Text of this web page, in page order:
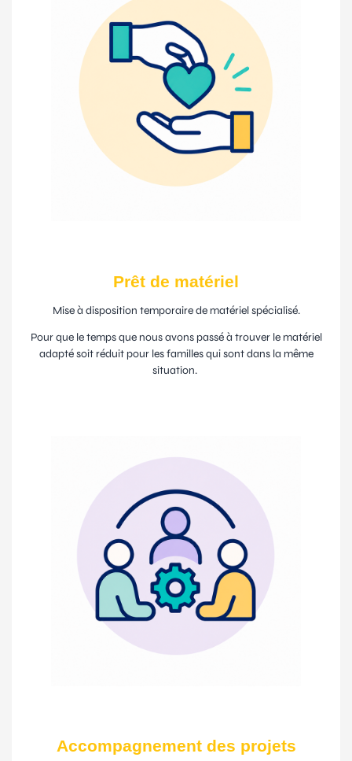
Prêt de matériel
Mise à disposition temporaire de matériel spécialisé.
Pour que le temps que nous avons passé à trouver le matériel
adapté soit réduit pour les familles qui sont dans la même
situation.
Accompagnement des projets